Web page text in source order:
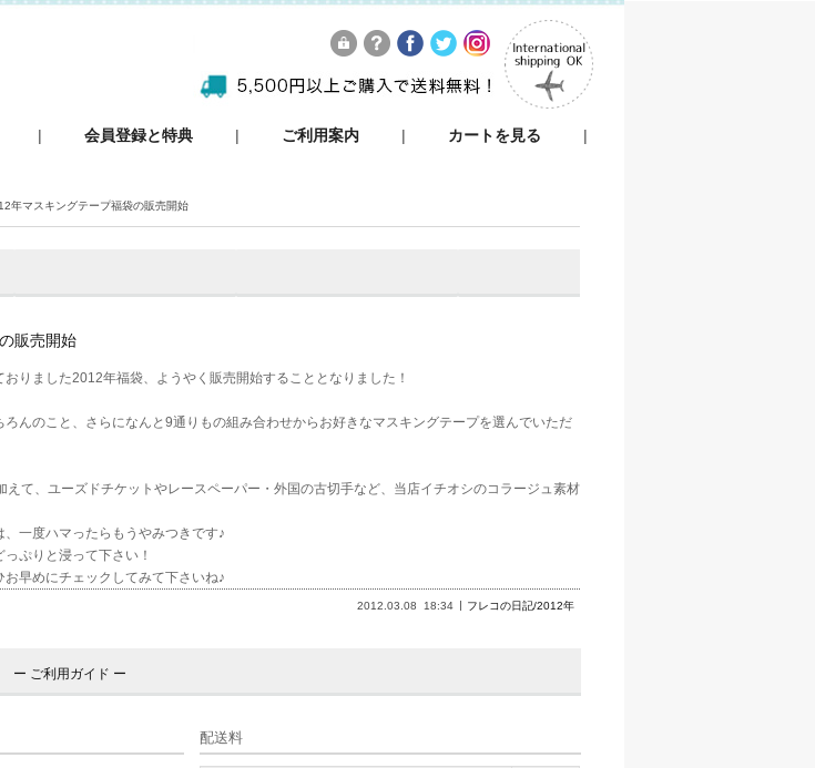
会員登録と特典 ご利用案内 カートを見る
年マスキングテープ福袋の販売開始
販売開始
りました2012年福袋、ようやく販売開始することとなりました！
んのこと、さらになんと9通りもの組み合わせからお好きなマスキングテープを選んでいただ
て、ユーズドチケットやレースペーパー・外国の古切手など、当店イチオシのコラージュ素材
一度ハマったらもうやみつきです♪
ぷりと浸って下さい！
早めにチェックしてみて下さいね♪
2012.03.08 18:34 フレコの日記/2012年
ー ご利用ガイド ー
配送料